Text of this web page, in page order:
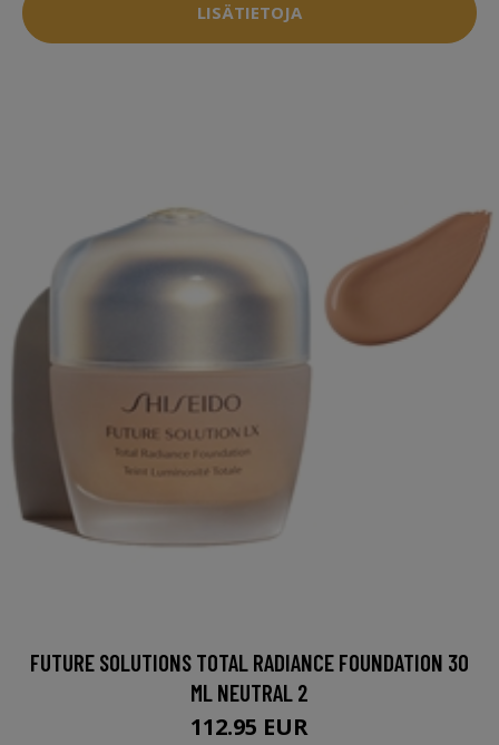
LISÄTIETOJA
FUTURE SOLUTIONS TOTAL RADIANCE FOUNDATION 30
ML NEUTRAL 2
112.95 EUR